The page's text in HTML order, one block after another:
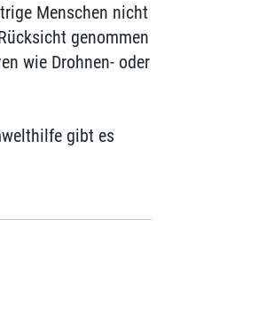
Menschen nicht
genommen
wie Drohnen- oder
gibt es